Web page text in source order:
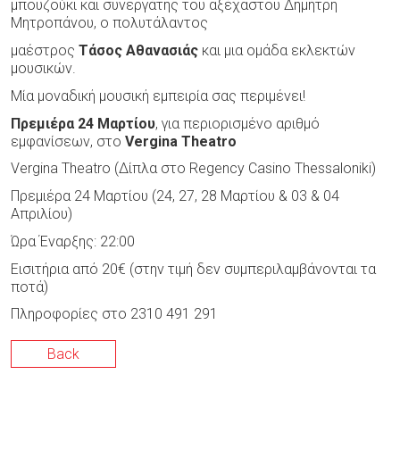
μπουζούκι και συνεργάτης του αξέχαστου Δημήτρη
Μητροπάνου, ο πολυτάλαντος
μαέστρος Τάσος Αθανασιάς και μια ομάδα εκλεκτών
μουσικών.
Μία μοναδική μουσική εμπειρία σας περιμένει!
Πρεμιέρα 24 Μαρτίου, για περιορισμένο αριθμό
εμφανίσεων, στο Vergina Theatro
Vergina Theatro (Δίπλα στο Regency Casino Thessaloniki)
Πρεμιέρα 24 Μαρτίου (24, 27, 28 Μαρτίου & 03 & 04
Απριλίου)
Ώρα Έναρξης: 22:00
Εισιτήρια από 20€ (στην τιμή δεν συμπεριλαμβάνονται τα
ποτά)
Πληροφορίες στο 2310 491 291
Back